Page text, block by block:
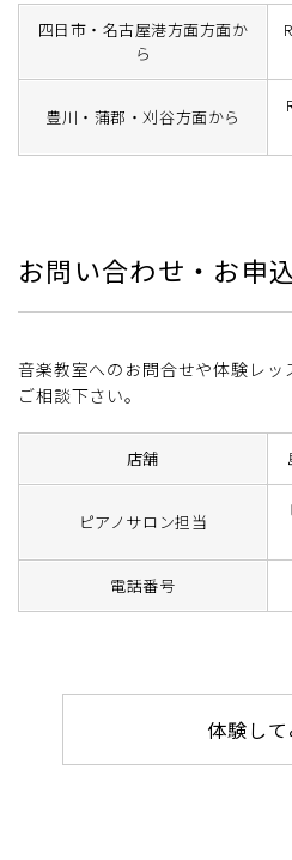
四日市・名古屋港方面方面か
ら
豊川・蒲郡・刈谷方面から
お問い合わせ・お申
音楽教室へのお問合せや体験レ
ご相談下さい。
店舗
ピアノサロン担当
電話番号
体験して